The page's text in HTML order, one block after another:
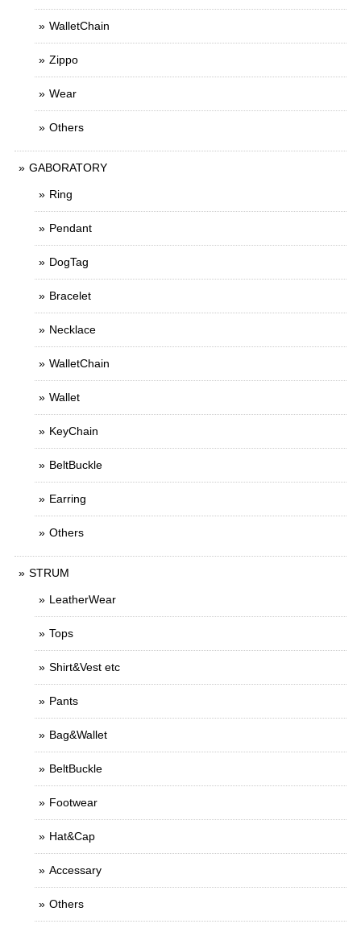
WalletChain
Zippo
Wear
Others
GABORATORY
Ring
Pendant
DogTag
Bracelet
Necklace
WalletChain
Wallet
KeyChain
BeltBuckle
Earring
Others
STRUM
LeatherWear
Tops
Shirt&Vest etc
Pants
Bag&Wallet
BeltBuckle
Footwear
Hat&Cap
Accessary
Others